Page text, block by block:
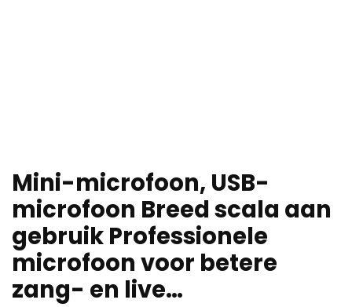
Mini-microfoon, USB-
microfoon Breed scala aan
gebruik Professionele
microfoon voor betere
zang- en live…